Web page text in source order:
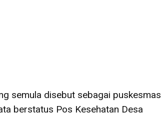
semula disebut sebagai puskesmas
berstatus Pos Kesehatan Desa